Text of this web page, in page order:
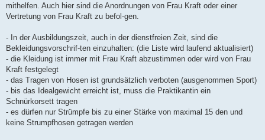
mithelfen. Auch hier sind die Anordnungen von Frau Kraft oder einer
Vertretung von Frau Kraft zu befol-gen.
- In der Ausbildungszeit, auch in der dienstfreien Zeit, sind die
Bekleidungsvorschrif-ten einzuhalten: (die Liste wird laufend aktualisiert)
- die Kleidung ist immer mit Frau Kraft abzustimmen oder wird von Frau
Kraft festgelegt
- das Tragen von Hosen ist grundsätzlich verboten (ausgenommen Sport)
- bis das Idealgewicht erreicht ist, muss die Praktikantin ein
Schnürkorsett tragen
- es dürfen nur Strümpfe bis zu einer Stärke von maximal 15 den und
keine Strumpfhosen getragen werden